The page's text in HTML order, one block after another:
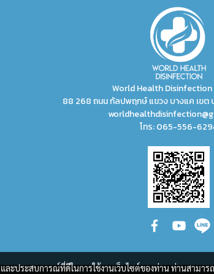
World Health Disinfection
88 268 ถนน กัลปพฤกษ์ แขวง บางแค เขต
โทร:065-556-
ะประสบการณ์ที่ดีในการใช้งานเว็บไซต์ของท่าน ท่านสามาร